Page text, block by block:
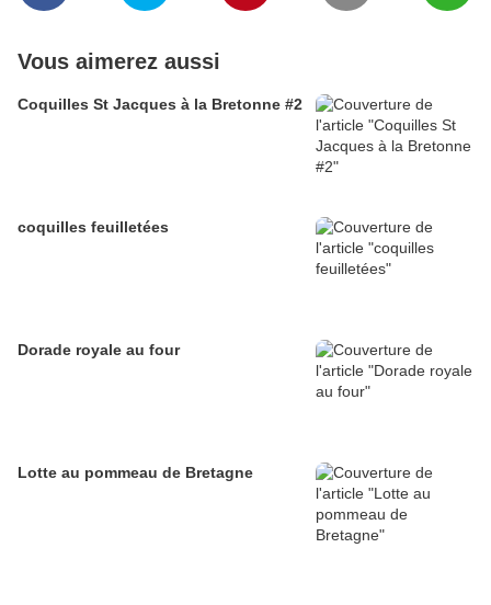
Vous aimerez aussi
Coquilles St Jacques à la Bretonne #2
coquilles feuilletées
Dorade royale au four
Lotte au pommeau de Bretagne